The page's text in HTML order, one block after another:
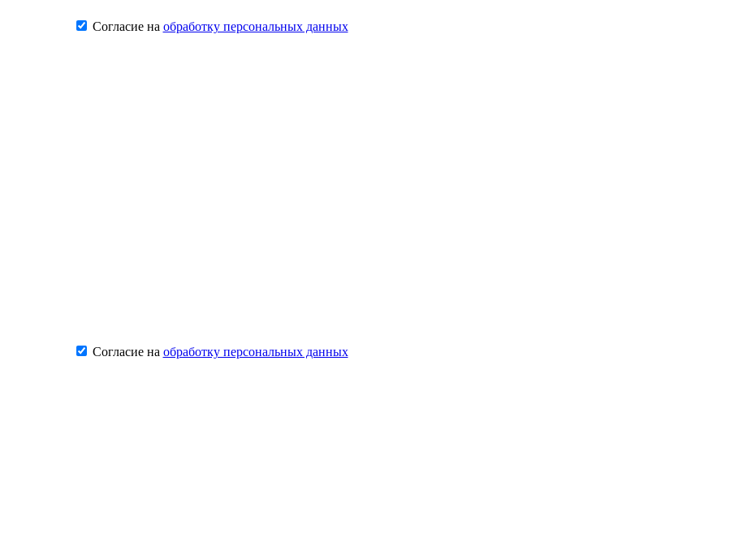
Согласие на обработку персональных данных
Согласие на обработку персональных данных